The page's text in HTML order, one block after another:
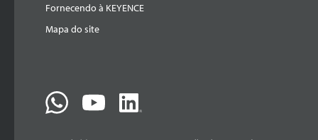
Fornecendo à KEYENCE
Mapa do site